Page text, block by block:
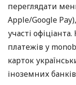
переглядати
Apple/Google
участі
платежів у
карток
іноземних